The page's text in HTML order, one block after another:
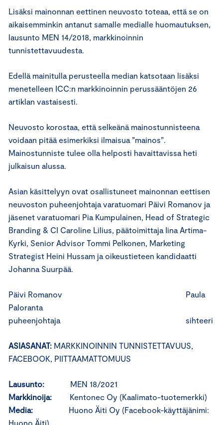
Lisäksi mainonnan eettinen neuvosto toteaa, että se on
aikaisemminkin antanut samalle medialle huomautuksen,
lausunto MEN 14/2018, markkinoinnin
tunnistettavuudesta.
Edellä mainitulla perusteella median katsotaan lisäksi
menetelleen ICC:n markkinoinnin perussääntöjen 26
artiklan vastaisesti.
Neuvosto korostaa, että selkeänä mainostunnisteena
voidaan pitää esimerkiksi ilmaisua ”mainos”.
Mainostunniste tulee olla helposti havaittavissa heti
julkaisun alussa.
Asian käsittelyyn ovat osallistuneet mainonnan eettisen
neuvoston puheenjohtaja varatuomari Päivi Romanov ja
jäsenet varatuomari Pia Kumpulainen, Head of Strategic
Branding & CI Caroline Lilius, päätoimittaja Iina Artima-
Kyrki, Senior Advisor Tommi Pelkonen, Marketing
Strategist Heini Hussam ja oikeustieteen kandidaatti
Johanna Suurpää.
Päivi Romanov Paula
Paloranta
puheenjohtaja sihteeri
ASIASANAT: MARKKINOINNIN TUNNISTETTAVUUS,
FACEBOOK, PIITTAAMATTOMUUS
Lausunto: MEN 18/2021
Markkinoija: Kentonec Oy (Kaalimato-tuotemerkki)
Media: Huono Äiti Oy (Facebook-käyttäjänimi:
Huono Äiti)